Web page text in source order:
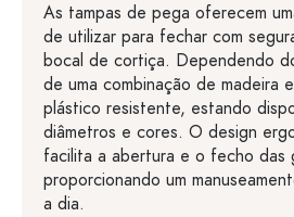
As tampas de pega oferecem
de utilizar para fechar com
bocal de cortiça. Dependendo
de uma combinação de madeira
plástico resistente, estando
diâmetros e cores. O design
facilita a abertura e o fecho das
proporcionando um
a dia.